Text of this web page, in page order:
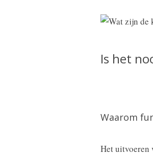
Is het
Waarom
Het uitvoeren